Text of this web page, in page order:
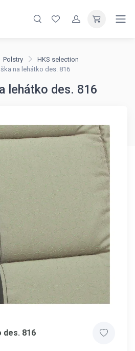
Polstry
HKS selection
na lehátko des. 816
lehátko des. 816
des. 816